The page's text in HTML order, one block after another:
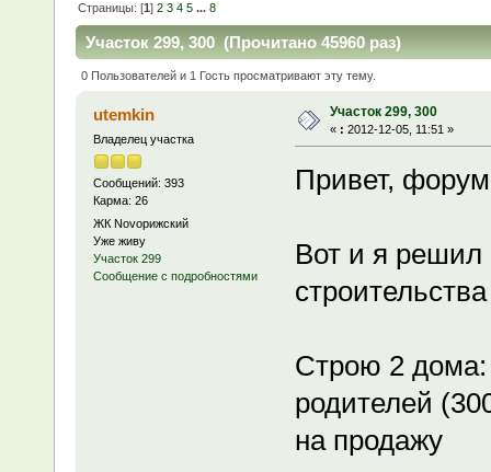
Страницы: [1]2 3 4 5 ...8
Участок 299, 300 (Прочитано 45960 раз)
0 Пользователей и 1 Гость просматривают эту тему.
utemkin
Владелец участка
Сообщений: 393
Карма: 26
ЖК Novoрижский
Уже живу
Участок 299
Сообщение с подробностями
Участок 299, 300
« : 2012-12-05, 11:51 »
Привет,
Вот и я решил
строительства
Строю 2 дома:
родителей
на продажу